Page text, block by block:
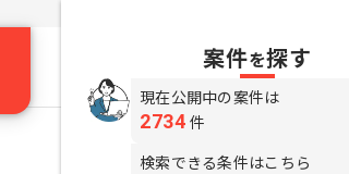
案件を探す
現在公開中の案件は
2734 件
検索できる条件はこちら